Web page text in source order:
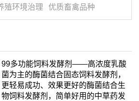
殖环境治理 优质畜禽品种
99多功能饲料发酵剂——高浓度乳酸
菌为主的酶菌结合固态饲料发酵剂，
更轻易成功、效果更好的酶菌结合生
物饲料发酵剂，简单好用的中草药发